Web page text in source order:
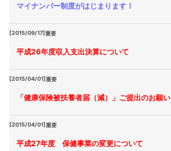
マイナンバー制度がはじまります！
[2015/09/17]重要
平成26年度収入支出決算について
[2015/04/01]重要
「健康保険被扶養者届（減）」ご提出のお願い
[2015/04/01]重要
平成27年度 保健事業の変更について